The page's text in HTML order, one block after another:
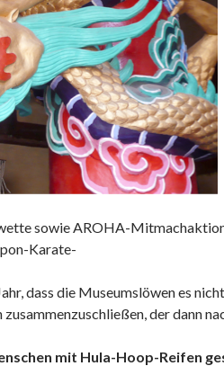
sowie AROHA-
Karate-
dass die Museumslöwen es
der dann
mit Hula-Hoop-Reifen